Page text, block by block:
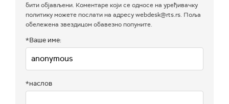
бити објављени. Коментаре који се односе на уређивачку
политику можете послати на адресу webdesk@rts.rs. Поља
обележена звездицом обавезно попуните.
*Ваше име:
*наслов